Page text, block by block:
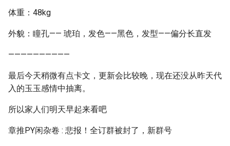
体重：48kg
外貌：瞳孔—— 琥珀，发色——黑色，发型——偏分长直发
——————————
最后今天稍微有点卡文，更新会比较晚，现在还没从昨天代
入的玉玉感情中抽离。
所以家人们明天早起来看吧
章推PY闲杂卷 : 悲报！全订群被封了，新群号